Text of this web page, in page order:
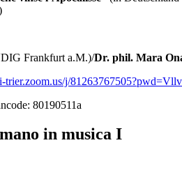
Frankfurt a.M.)/Dr. phil. Mara
trier.zoom.us/j/
80190511a
in musica I